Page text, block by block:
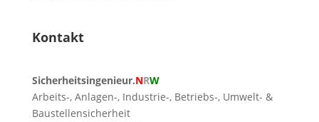
Kontakt
Sicherheitsingenieur.NRW
Arbeits-, Anlagen-, Industrie-, Betriebs-, Umwelt- &
Baustellensicherheit